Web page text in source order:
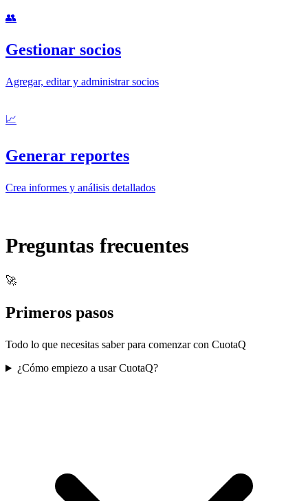
👥
Gestionar socios
Agregar, editar y administrar socios
📈
Generar reportes
Crea informes y análisis detallados
Preguntas frecuentes
🚀
Primeros pasos
Todo lo que necesitas saber para comenzar con CuotaQ
¿Cómo empiezo a usar CuotaQ?